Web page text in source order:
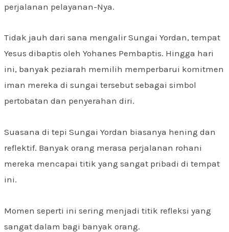
perjalanan pelayanan-Nya.
Tidak jauh dari sana mengalir Sungai Yordan, tempat
Yesus dibaptis oleh Yohanes Pembaptis. Hingga hari
ini, banyak peziarah memilih memperbarui komitmen
iman mereka di sungai tersebut sebagai simbol
pertobatan dan penyerahan diri.
Suasana di tepi Sungai Yordan biasanya hening dan
reflektif. Banyak orang merasa perjalanan rohani
mereka mencapai titik yang sangat pribadi di tempat
ini.
Momen seperti ini sering menjadi titik refleksi yang
sangat dalam bagi banyak orang.